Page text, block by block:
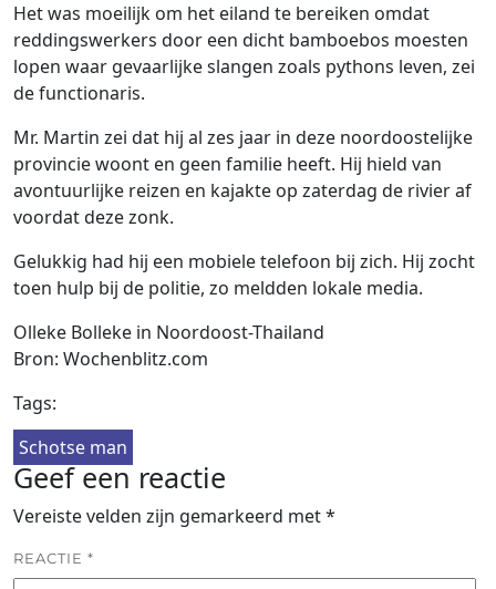
Het was moeilijk om het eiland te bereiken omdat
reddingswerkers door een dicht bamboebos moesten
lopen waar gevaarlijke slangen zoals pythons leven, zei
de functionaris.
Mr. Martin zei dat hij al zes jaar in deze noordoostelijke
provincie woont en geen familie heeft. Hij hield van
avontuurlijke reizen en kajakte op zaterdag de rivier af
voordat deze zonk.
Gelukkig had hij een mobiele telefoon bij zich. Hij zocht
toen hulp bij de politie, zo meldden lokale media.
Olleke Bolleke in Noordoost-Thailand
Bron: Wochenblitz.com
Tags:
Schotse man
Geef een reactie
Vereiste velden zijn gemarkeerd met*
REACTIE *